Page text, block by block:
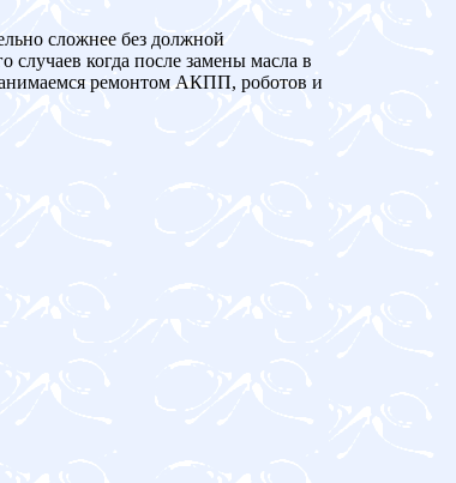
сложнее без должной
когда после замены масла в
ремонтом АКПП, роботов и